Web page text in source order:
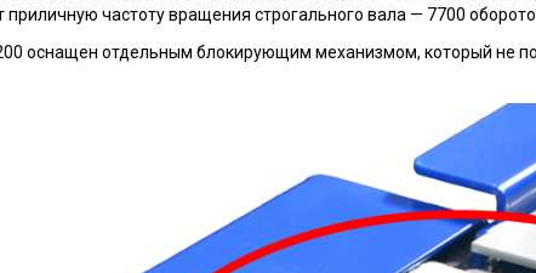
приличную частоту вращения строгального вала — 7700
оснащен отдельным блокирующим механизмом, который не